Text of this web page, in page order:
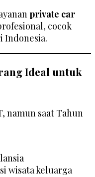
private car
cocok
Indonesia.
Ideal untuk
namun saat Tahun
wisata keluarga